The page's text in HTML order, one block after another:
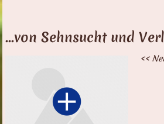
...von Sehnsucht und
<<